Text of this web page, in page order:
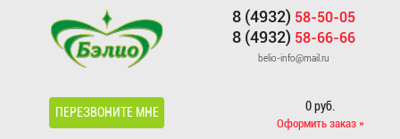
8 (4932) 58-50-05
8 (4932) 58-66-66
belio-info@mail.ru
ПЕРЕЗВОНИТЕ МНЕ 0 руб.
Оформить заказ »